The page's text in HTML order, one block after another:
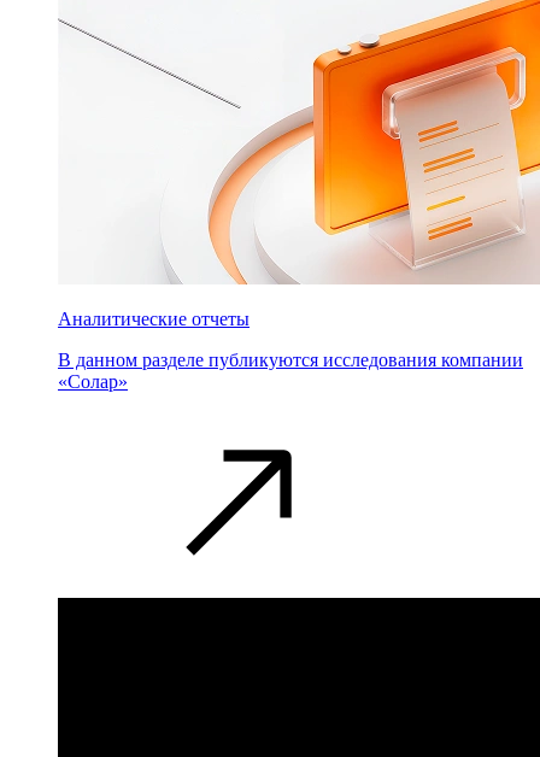
Аналитические отчеты
В данном разделе публикуются исследования компании
«Солар»